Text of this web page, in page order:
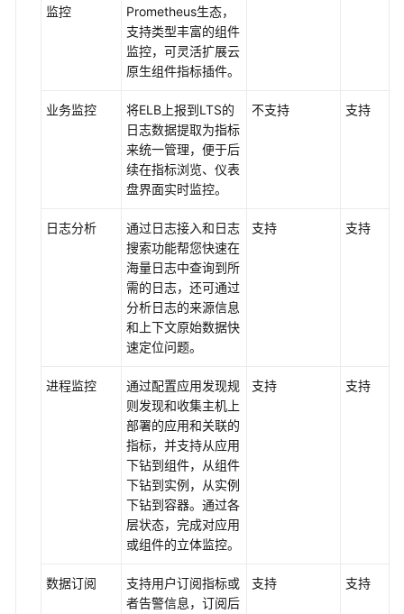
云
功
束
览
监控
Prometheus生态，
支持类型丰富的组件
监控，可灵活扩展云
原生组件指标插件。
业务监控
将ELB上报到LTS的
日志数据提取为指标
来统一管理，便于后
续在指标浏览、仪表
盘界面实时监控。
不支持 支持
日志分析
通过日志接入和日志
搜索功能帮您快速在
海量日志中查询到所
需的日志，还可通过
分析日志的来源信息
和上下文原始数据快
速定位问题。
支持 支持
进程监控
通过配置应用发现规
则发现和收集主机上
部署的应用和关联的
指标，并支持从应用
下钻到组件，从组件
下钻到实例，从实例
下钻到容器。通过各
层状态，完成对应用
或组件的立体监控。
支持 支持
数据订阅
支持用户订阅指标或
者告警信息，订阅后
支持 支持